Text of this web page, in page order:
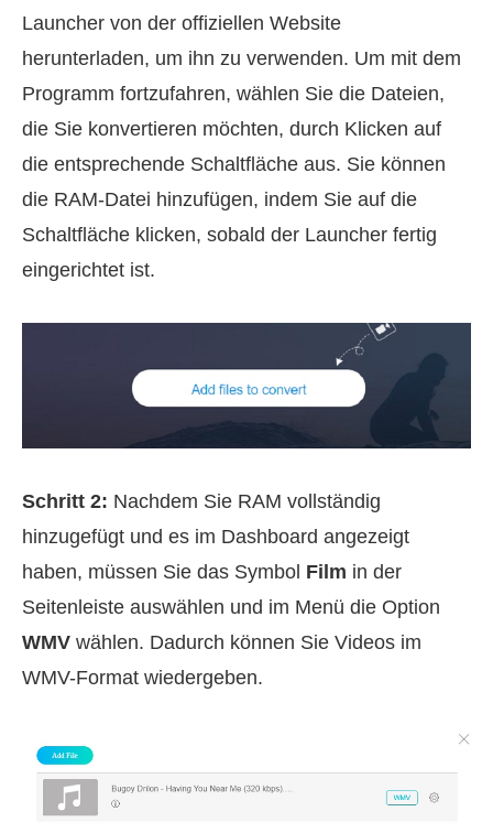
Launcher von der offiziellen Website
herunterladen, um ihn zu verwenden. Um mit dem
Programm fortzufahren, wählen Sie die Dateien,
die Sie konvertieren möchten, durch Klicken auf
die entsprechende Schaltfläche aus. Sie können
die RAM-Datei hinzufügen, indem Sie auf die
Schaltfläche klicken, sobald der Launcher fertig
eingerichtet ist.
Schritt 2: Nachdem Sie RAM vollständig
hinzugefügt und es im Dashboard angezeigt
haben, müssen Sie das Symbol Film in der
Seitenleiste auswählen und im Menü die Option
WMV wählen. Dadurch können Sie Videos im
WMV-Format wiedergeben.